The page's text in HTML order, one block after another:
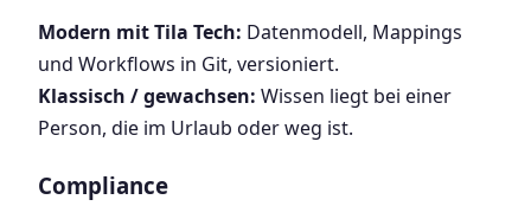
Modern mit Tila Tech: Datenmodell, Mappings
und Workflows in Git, versioniert.
Klassisch / gewachsen: Wissen liegt bei einer
Person, die im Urlaub oder weg ist.
Compliance